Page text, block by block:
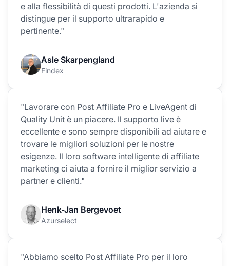
e alla flessibilità di questi prodotti. L'azienda si
distingue per il supporto ultrarapido e
pertinente."
Asle Skarpengland
Findex
"Lavorare con Post Affiliate Pro e LiveAgent di
Quality Unit è un piacere. Il supporto live è
eccellente e sono sempre disponibili ad aiutare e
trovare le migliori soluzioni per le nostre
esigenze. Il loro software intelligente di affiliate
marketing ci aiuta a fornire il miglior servizio a
partner e clienti."
Henk-Jan Bergevoet
Azurselect
"Abbiamo scelto Post Affiliate Pro per il loro